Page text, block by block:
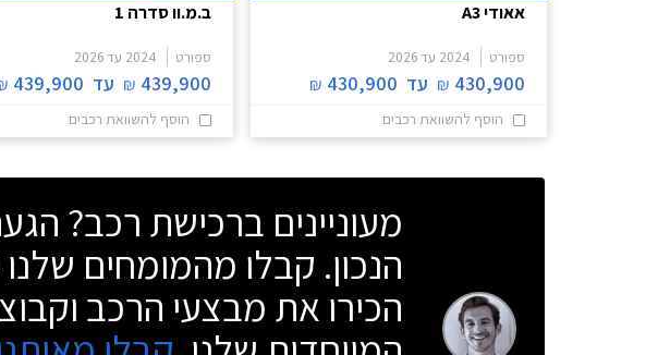
אאודי A3
ספורט 2024 עד2026
430,900
₪ עד 430,900
₪
הוסף להשוואת רכבים
ב.מ.וו סדרה 1
ספורט 2024 עד2026
439,900
₪ עד 439,900
הוסף להשוואת רכבים
מעוניינים ברכישת רכב?
הנכון. קבלו מהמומחים שלנו
הכירו את מבצעי הרכב